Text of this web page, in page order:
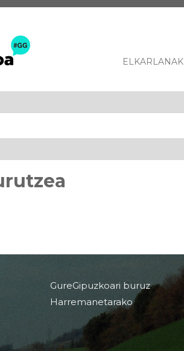
ELKARLANAK
GureGipuzkoari buruz
Harremanetarako